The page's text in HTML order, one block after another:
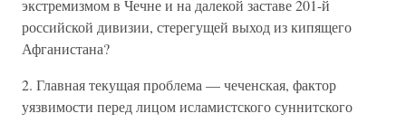
экстремизмом в Чечне и на далекой заставе 201-й
российской дивизии, стерегущей выход из кипящего
Афганистана?
2. Главная текущая проблема — чеченская, фактор
уязвимости перед лицом исламистского суннитского